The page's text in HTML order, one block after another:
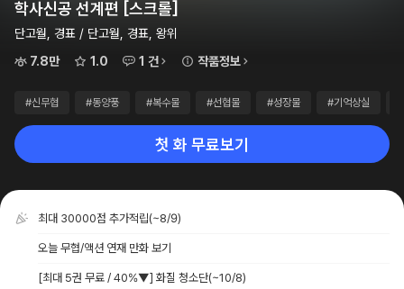
학사신공 선계편 [스크롤]
단고월, 경표 / 단고월, 경표, 왕위
7.8만
1.0 1 건 작품정보
#신무협 #동양풍 #복수물 #선협물 #성장물 #기억상실
첫 화 무료보기
최대 30000점 추가적립(~8/9)
오늘 무협/액션 연재 만화 보기
[최대 5권 무료 / 40%▼] 화질 청소단(~10/8)